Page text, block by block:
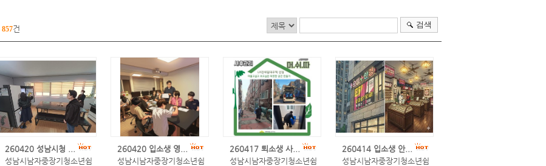
857건 검색
260420 성남시청 ...
성남시남자중장기청소년쉼
260420 입소생 영...
성남시남자중장기청소년쉼
260417 퇴소생 사...
성남시남자중장기청소년쉼
260414 입소생 안...
성남시남자중장기청소년쉼